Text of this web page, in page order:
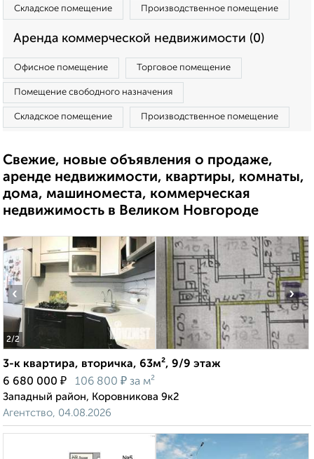
Складское помещение Производственное помещение
Аренда коммерческой недвижимости (0)
Офисное помещение Торговое помещение
Помещение свободного назначения
Складское помещение Производственное помещение
Свежие, новые объявления о продаже,
аренде недвижимости, квартиры, комнаты,
дома, машиноместа, коммерческая
недвижимость в Великом Новгороде
2/2
‹ ›
3-к квартира, вторичка, 63м², 9/9 этаж
6 680 000 ₽ 106 800 ₽ за м²
Западный район, Коровникова 9к2
Агентство, 04.08.2026